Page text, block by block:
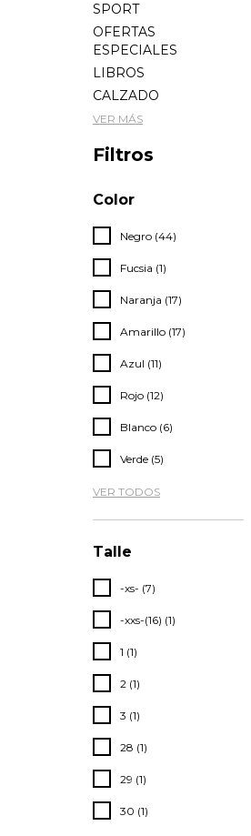
SPORT
OFERTAS
ESPECIALES
LIBROS
CALZADO
VER MÁS
Filtros
Color
Negro (44)
Fucsia (1)
Naranja (17)
Amarillo (17)
Azul (11)
Rojo (12)
Blanco (6)
Verde (5)
VER TODOS
Talle
-xs- (7)
-xxs-(16) (1)
1 (1)
2 (1)
3 (1)
28 (1)
29 (1)
30 (1)